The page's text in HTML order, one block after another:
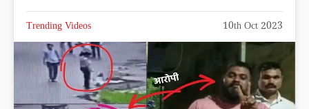
Trending Videos 10th Oct 2023